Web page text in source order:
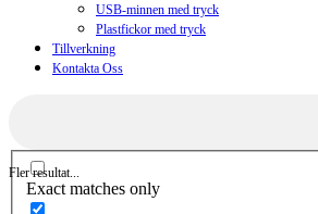
USB-minnen med tryck
Plastfickor med tryck
Tillverkning
Kontakta Oss
Fler resultat...
Exact matches only